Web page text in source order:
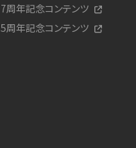
7周年記念コンテンツ
5周年記念コンテンツ